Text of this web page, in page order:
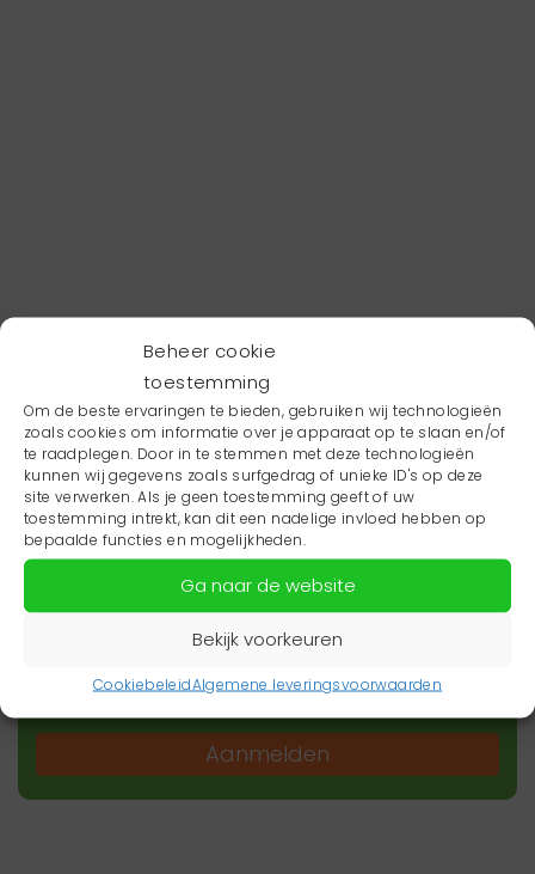
Beheer cookie
toestemming
Om de beste ervaringen te bieden, gebruiken wij technologieën
zoals cookies om informatie over je apparaat op te slaan en/of
te raadplegen. Door in te stemmen met deze technologieën
kunnen wij gegevens zoals surfgedrag of unieke ID's op deze
site verwerken. Als je geen toestemming geeft of uw
toestemming intrekt, kan dit een nadelige invloed hebben op
bepaalde functies en mogelijkheden.
Ga naar de website
Bekijk voorkeuren
CookiebeleidAlgemene leveringsvoorwaarden
Wil je niets missen?
Wil je op de hoogte blijven van het laatste
zorgnieuws in jouw regio? Schrijf je dan in voor
onze nieuwsbrief.
Aanmelden